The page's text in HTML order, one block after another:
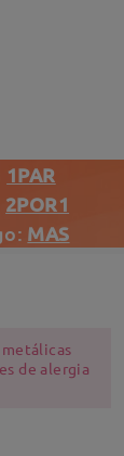
1PAR
2POR1
MAS
de alergia